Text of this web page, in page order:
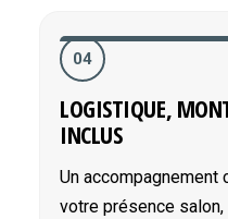
04
LOGISTIQUE,
INCLUS
Un
votre présence